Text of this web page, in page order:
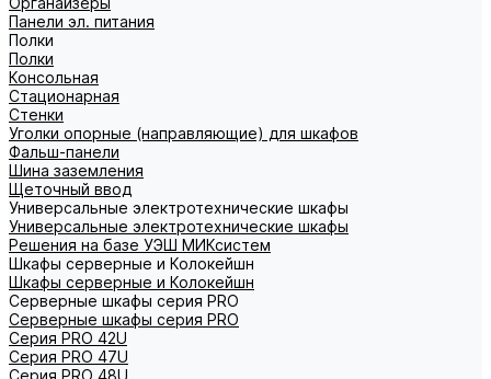
Панели эл. питания
Полки
Полки
Консольная
Стационарная
Стенки
Уголки опорные (направляющие) для шкафов
Фальш-панели
Шина заземления
Щеточный ввод
Универсальные электротехнические шкафы
Универсальные электротехнические шкафы
Решения на базе УЭШ МИКсистем
Шкафы серверные и Колокейшн
Шкафы серверные и Колокейшн
Серверные шкафы серия PRO
Серверные шкафы серия PRO
Серия PRO 42U
Серия PRO 47U
Серия PRO 48U